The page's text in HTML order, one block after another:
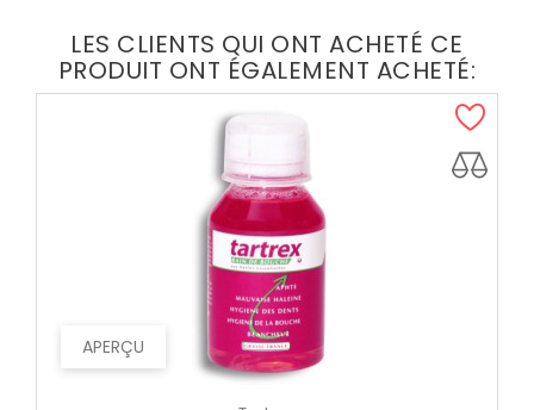
LES CLIENTS QUI ONT ACHETÉ CE
PRODUIT ONT ÉGALEMENT ACHETÉ:
APERÇU